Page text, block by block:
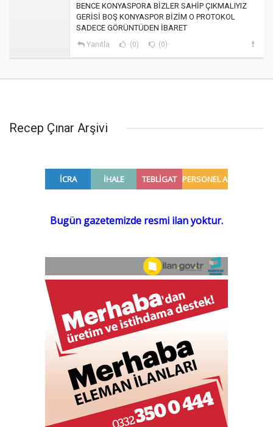
BENCE KONYASPORA BİZLER SAHİP ÇIKMALIYIZ
GERİSİ BOŞ KONYASPOR BİZİM O PROTOKOL
SADECE GÖRÜNTÜDEN İBARET
Yanıtla (0) (0)
Recep Çınar Arşivi